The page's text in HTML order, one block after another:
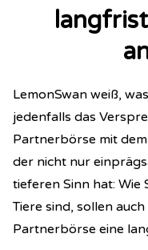
LemonSwan weiß,
jedenfalls das
Partnerbörse mit
der nicht nur
tieferen Sinn hat: Wie
Tiere sind, sollen
Partnerbörse eine